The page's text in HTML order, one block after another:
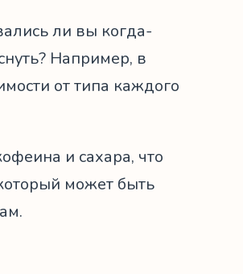
ли вы когда-
Например, в
от типа каждого
и сахара, что
может быть